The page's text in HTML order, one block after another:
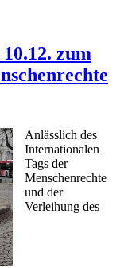
zum
Anlässlich des
Internationalen
Tags der
Menschenrechte
und der
Verleihung des